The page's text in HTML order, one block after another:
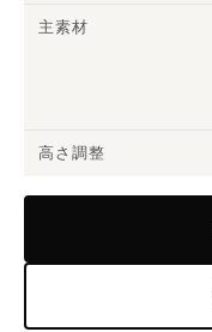
主素材
高さ調整